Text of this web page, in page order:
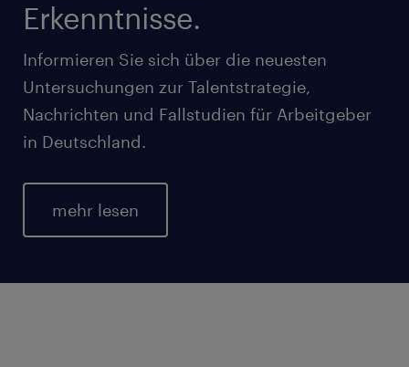
Erkenntnisse.
Informieren Sie sich über die neuesten
Untersuchungen zur Talentstrategie,
Nachrichten und Fallstudien für Arbeitgeber
in Deutschland.
mehr lesen